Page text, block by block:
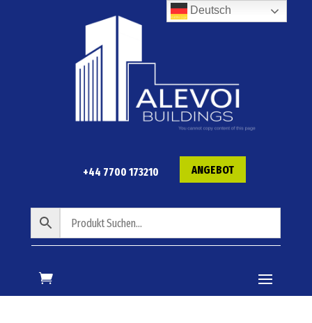
+44 7700 173210 ANGEBOT
Deutsch